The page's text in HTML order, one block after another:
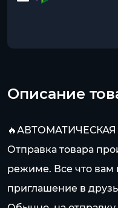
Описание
🔥АВТОМАТИЧЕСКАЯ
Отправка товара
режиме. Все что вам
приглашение в